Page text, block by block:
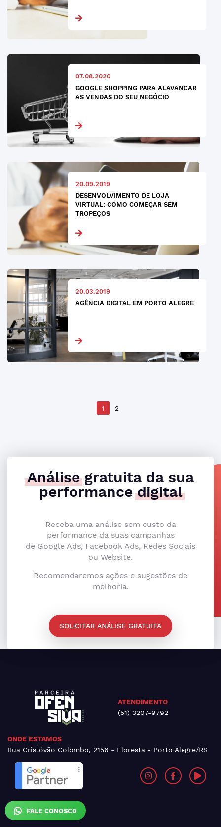
FALE CONOSCO
07.08.2020
GOOGLE SHOPPING PARA ALAVANCAR
AS VENDAS DO SEU NEGÓCIO
20.09.2019
DESENVOLVIMENTO DE LOJA
VIRTUAL: COMO COMEÇAR SEM
TROPEÇOS
20.03.2019
AGÊNCIA DIGITAL EM PORTO ALEGRE
1 2
Análisegratuita da sua
performancedigital
Receba uma análise sem custo da
performance da suas campanhas
de Google Ads, Facebook Ads, Redes Sociais
ou Website.
Recomendaremos ações e sugestões de
melhoria.
SOLICITAR ANÁLISE GRATUITA
ATENDIMENTO
(51) 3207-9792
ONDE ESTAMOS
Rua Cristóvão Colombo, 2156 - Floresta - Porto Alegre/RS